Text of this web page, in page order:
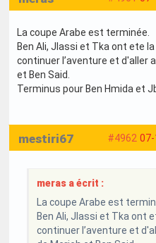
La coupe Arabe est terminée.
Ben Ali, Jlassi et Tka ont ete
continuer l’aventure et d'aller
et Ben Said.
Terminus pour Ben Hmida et
#4962
mestiri67
meras a écrit :
La coupe Arabe est
Ben Ali, Jlassi et Tka ont
continuer l’aventure et